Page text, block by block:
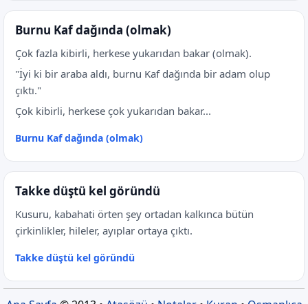
Burnu Kaf dağında (olmak)
Çok fazla kibirli, herkese yukarıdan bakar (olmak).
"İyi ki bir araba aldı, burnu Kaf dağında bir adam olup
çıktı."
Çok kibirli, herkese çok yukarıdan bakar...
Burnu Kaf dağında (olmak)
Takke düştü kel göründü
Kusuru, kabahati örten şey ortadan kalkınca bütün
çirkinlikler, hileler, ayıplar ortaya çıktı.
Takke düştü kel göründü